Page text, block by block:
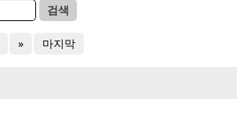
검색
» 마지막